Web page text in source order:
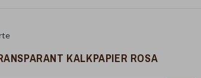
KALKPAPIER ROSA